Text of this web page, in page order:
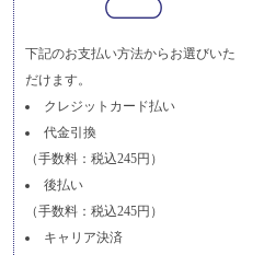
下記のお支払い方法からお選びいた
だけます。
クレジットカード払い
代金引換
（手数料：税込245円）
後払い
（手数料：税込245円）
キャリア決済